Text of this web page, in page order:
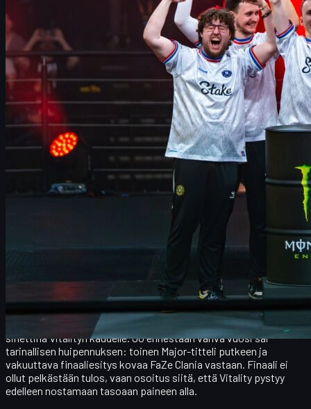
Vitalityn historiallinen kausi lyhyesti
Vuosi 2025 jää Counter-Strike-historiaan ennen kaikkea yhdestä
syystä:Team Vitality
. Ranskalaisorganisaatio onnistui tekemään
sen, mitä moni piti lähes mahdottomana CS2:n äärimmäisen
kilpailullisessa metassa – hallitsemaan koko kautta sekä
tuloksilla että pelillisellä identiteetillä.
Vitality nappasi voitotIEM Katowicestaja kruunasi näin
harvinaisen triplan:
Cologne ,KatowicejaMajorsamaan
urakkaputkeen. Tämän lisäksi joukkue voitti sekäBLAST Austin
StarLadder Budapest Majorin, mikä nosti heidät
harvinaiseen seuraan: heistä tuli ensimmäinen back-to-back
Major -mestari sitten vuosien 2018–2019
Astraliksen
Kun mukaan lasketaan peräti seitsemän peräkkäisen
turnausvoiton putki kauden alkupuoliskolla ja yhteensä yhdeksän
turnausvoittoa vuoden aikana, on helppo ymmärtää, miksi
StarLadder Budapest ja Majorien merkitys
StarLadder Budapest Majorin
voittaminen toimi symbolisena
sinettinä Vitalityn kaudelle. Jo ennestään vahva vuosi sai
tarinallisen huipennuksen: toinen Major-titteli putkeen ja
vakuuttava finaaliesitys kovaa FaZe Clania vastaan. Finaali ei
ollut pelkästään tulos, vaan osoitus siitä, että Vitality pystyy
edelleen nostamaan tasoaan paineen alla.